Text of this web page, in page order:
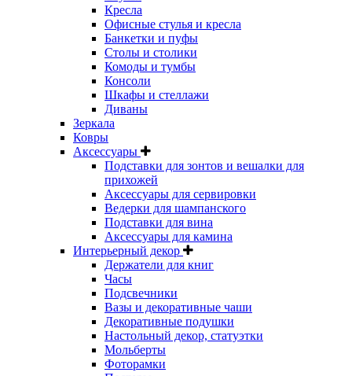
Кресла
Офисные стулья и кресла
Банкетки и пуфы
Столы и столики
Комоды и тумбы
Консоли
Шкафы и стеллажи
Диваны
Зеркала
Ковры
Аксессуары
Подставки для зонтов и вешалки для
прихожей
Аксессуары для сервировки
Ведерки для шампанского
Подставки для вина
Аксессуары для камина
Интерьерный декор
Держатели для книг
Часы
Подсвечники
Вазы и декоративные чаши
Декоративные подушки
Настольный декор, статуэтки
Мольберты
Фоторамки